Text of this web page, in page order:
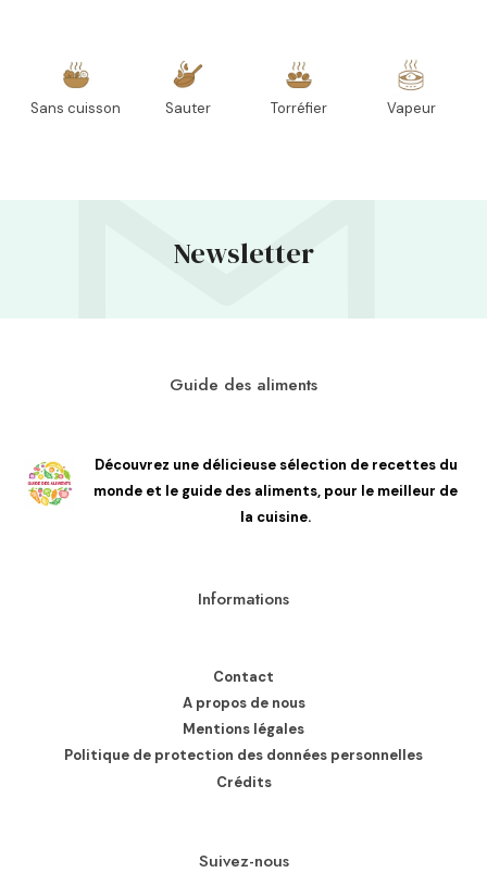
Sans cuisson Sauter Torréfier Vapeur
Newsletter
Guide des aliments
Découvrez une délicieuse sélection de recettes du
monde et le guide des aliments, pour le meilleur de
la cuisine.
Informations
Contact
A propos de nous
Mentions légales
Politique de protection des données personnelles
Crédits
Suivez-nous